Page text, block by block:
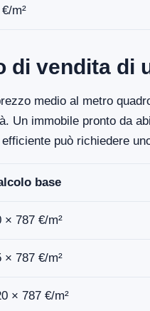
m²
di vendita di
medio al metro
Un immobile pronto da
può richiedere
base
× 787 €/m²
× 787 €/m²
× 787 €/m²